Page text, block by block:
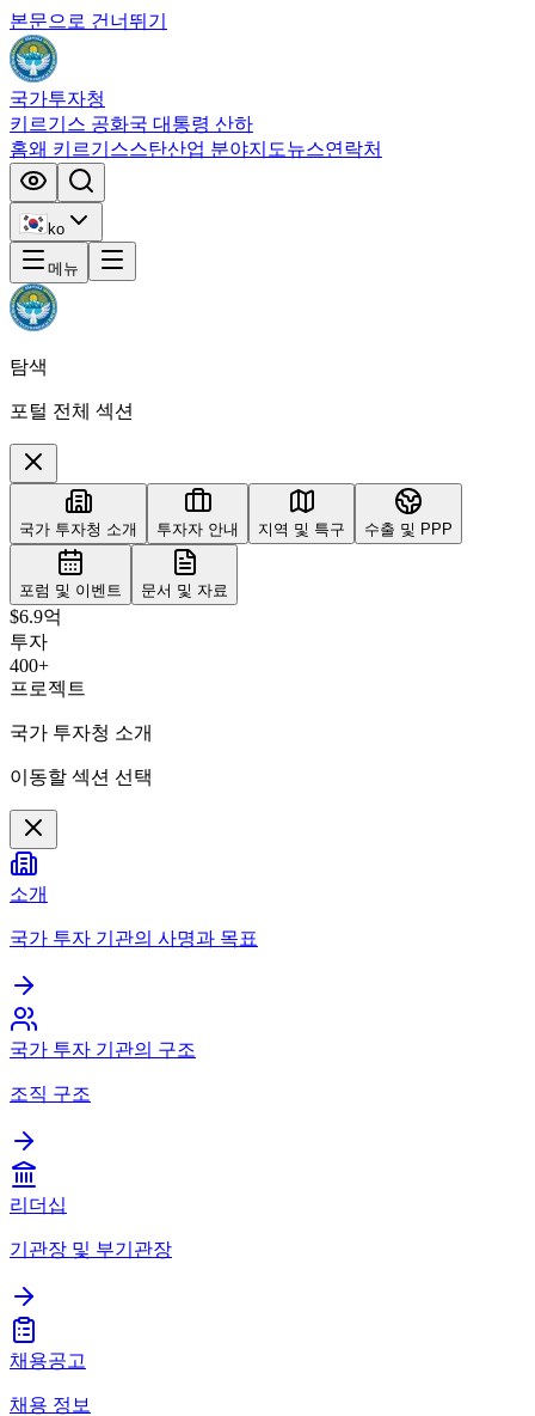
본문으로 건너뛰기
국가투자청
키르기스 공화국 대통령 산하
홈왜 키르기스스탄산업 분야지도뉴스연락처
ko
메뉴
탐색
포털 전체 섹션
국가 투자청 소개 투자자 안내 지역 및 특구 수출 및 PPP
포럼 및 이벤트 문서 및 자료
$6.9억
투자
400+
프로젝트
국가 투자청 소개
이동할 섹션 선택
소개
국가 투자 기관의 사명과 목표
국가 투자 기관의 구조
조직 구조
리더십
기관장 및 부기관장
채용공고
채용 정보